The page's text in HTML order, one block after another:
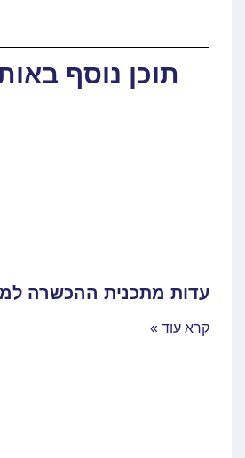
תוכן נוסף
עדות מתכנית ההכשרה
קרא עוד »